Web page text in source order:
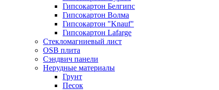
Гипсокартон Белгипс
Гипсокартон Волма
Гипсокартон "Knauf"
Гипсокартон Lafarge
Стекломагниевый лист
OSB плита
Сэндвич панели
Нерудные материалы
Грунт
Песок